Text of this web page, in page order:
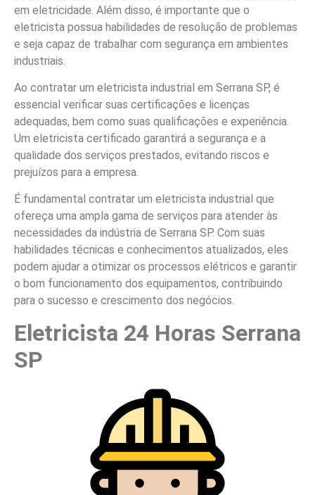
em eletricidade. Além disso, é importante que o
eletricista possua habilidades de resolução de problemas
e seja capaz de trabalhar com segurança em ambientes
industriais.
Ao contratar um eletricista industrial em Serrana SP, é
essencial verificar suas certificações e licenças
adequadas, bem como suas qualificações e experiência.
Um eletricista certificado garantirá a segurança e a
qualidade dos serviços prestados, evitando riscos e
prejuízos para a empresa.
É fundamental contratar um eletricista industrial que
ofereça uma ampla gama de serviços para atender às
necessidades da indústria de Serrana SP. Com suas
habilidades técnicas e conhecimentos atualizados, eles
podem ajudar a otimizar os processos elétricos e garantir
o bom funcionamento dos equipamentos, contribuindo
para o sucesso e crescimento dos negócios.
Eletricista 24 Horas Serrana
SP